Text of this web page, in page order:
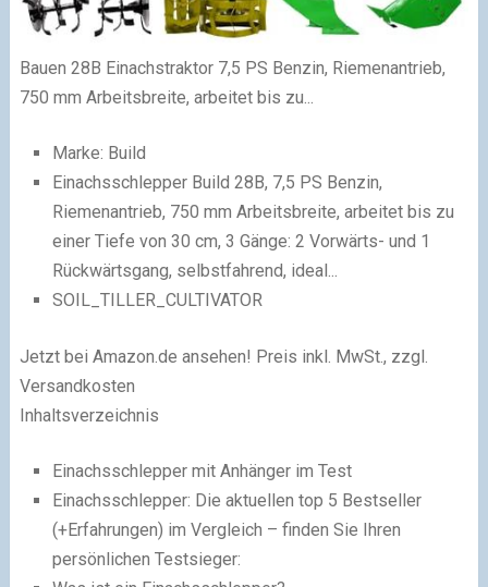
Bauen 28B Einachstraktor 7,5 PS Benzin, Riemenantrieb,
750 mm Arbeitsbreite, arbeitet bis zu...
Marke: Build
Einachsschlepper Build 28B, 7,5 PS Benzin,
Riemenantrieb, 750 mm Arbeitsbreite, arbeitet bis zu
einer Tiefe von 30 cm, 3 Gänge: 2 Vorwärts- und 1
Rückwärtsgang, selbstfahrend, ideal...
SOIL_TILLER_CULTIVATOR
Jetzt bei Amazon.de ansehen! Preis inkl. MwSt., zzgl.
Versandkosten
Inhaltsverzeichnis
Einachsschlepper mit Anhänger im Test
Einachsschlepper: Die aktuellen top 5 Bestseller
(+Erfahrungen) im Vergleich – finden Sie Ihren
persönlichen Testsieger: